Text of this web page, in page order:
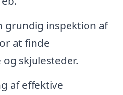
grundig inspektion af
at finde
skjulesteder.
af effektive